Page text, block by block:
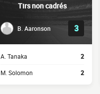
Tirs non cadrés
B. Aaronson 3
A. Tanaka 2
M. Solomon 2